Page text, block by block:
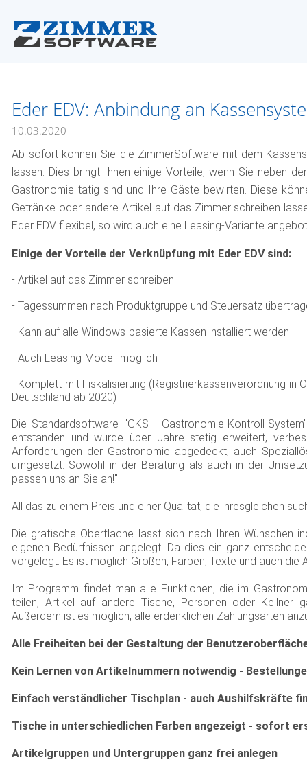
Eder EDV: Anbindung an
10.03.2020
Ab sofort können Sie die ZimmerSoftware mit dem
lassen. Dies bringt Ihnen einige Vorteile, wenn Sie neben
Gastronomie tätig sind und Ihre Gäste bewirten. Diese
Getränke oder andere Artikel auf das Zimmer schreiben
Eder EDV flexibel, so wird auch eine Leasing-Variante
Einige der Vorteile der Verknüpfung mit Eder EDV sind:
- Artikel auf das Zimmer schreiben
- Tagessummen nach Produktgruppe und Steuersatz
- Kann auf alle Windows-basierte Kassen installiert werden
- Auch Leasing-Modell möglich
- Komplett mit Fiskalisierung (Registrierkassenverordnung
Deutschland ab 2020)
Die Standardsoftware "GKS - Gastronomie-Kontroll-
entstanden und wurde über Jahre stetig erweitert,
Anforderungen der Gastronomie abgedeckt, auch
umgesetzt. Sowohl in der Beratung als auch in der
passen uns an Sie an!"
All das zu einem Preis und einer Qualität, die ihresgleichen
Die grafische Oberfläche lässt sich nach Ihren Wünschen
eigenen Bedürfnissen angelegt. Da dies ein ganz
vorgelegt. Es ist möglich Größen, Farben, Texte und auch
Im Programm findet man alle Funktionen, die im
teilen, Artikel auf andere Tische, Personen oder Kellner
Außerdem ist es möglich, alle erdenklichen Zahlungsarten
Alle Freiheiten bei der Gestaltung der
Kein Lernen von Artikelnummern notwendig -
Einfach verständlicher Tischplan - auch Aushilfskräfte
Tische in unterschiedlichen Farben angezeigt - sofort
Artikelgruppen und Untergruppen ganz frei anlegen